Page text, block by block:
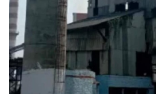
Weather
Language
Hindi Urdu English